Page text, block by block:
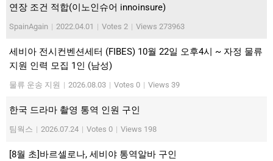
연장 조건 적합(이노인슈어 innoinsure)
SpainAgain | 2022.04.01 | Votes 2 | Views 273963
세비아 전시컨벤션세터 (FIBES) 10월 22일 오후4시 ~ 자정 물류
지원 인력 모집 1인 (남성)
물류 운송 지원 | 2026.08.03 | Votes 0 | Views 39
한국 드라마 촬영 통역 인원 구인
팀웍스 | 2026.07.24 | Votes 0 | Views 198
[8월 초]바르셀로나, 세비야 통역알바 구인